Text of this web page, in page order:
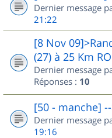
Dernier message
21:22
[8 Nov
(27) à 25 Km
Dernier message
Réponses : 10
[50 - manche]
Dernier message
19:16